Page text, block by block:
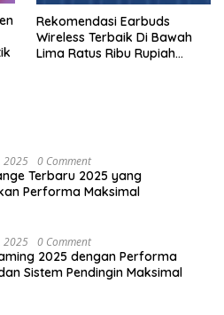
Rekomendasi Earbuds
Wireless Terbaik Di Bawah
Lima Ratus Ribu Rupiah
2025 0 Comment
Terbaru 2025 yang
Performa Maksimal
2025 0 Comment
2025 dengan Performa
Sistem Pendingin Maksimal